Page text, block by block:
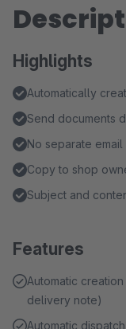
Highlights
Automatically
Send documents
No separate
Copy to shop
Subject and
Features
Automatic
delivery note)
Automatic